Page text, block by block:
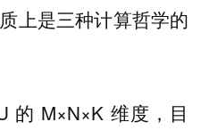
上是三种计算哲学的
的 M×N×K 维度，目